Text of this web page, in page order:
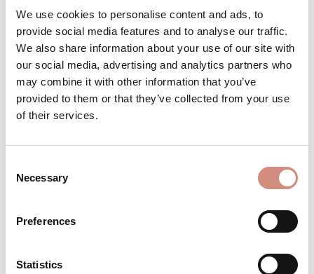
We use cookies to personalise content and ads, to
provide social media features and to analyse our traffic.
We also share information about your use of our site with
our social media, advertising and analytics partners who
may combine it with other information that you’ve
provided to them or that they’ve collected from your use
of their services.
Selection
Necessary
Preferences
Statistics
Achtung: geringer Bestand
Produkt Anzahl: Gib den
Stk IN DEN WARENKORB
Produktnummer:BE-AJsoft-ci-F-xs-na/sa
10.000 mm 1. Lage: 94% Polyester, 6%